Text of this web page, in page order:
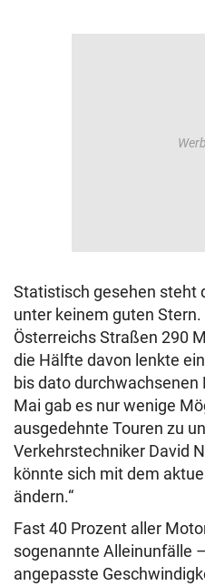
Statistisch gesehen steht
unter keinem guten
Österreichs Straßen 290
die Hälfte davon lenkte
bis dato
Mai gab es nur wenige
ausgedehnte Touren zu
Verkehrstechniker David
könnte sich mit dem
ändern.“
Fast 40 Prozent aller
sogenannte Alleinunfälle
angepasste